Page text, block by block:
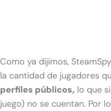
Como ya dijimos,
la cantidad de jugadores
perfiles públicos, lo que
juego) no se cuentan. Por